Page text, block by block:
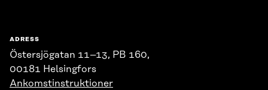
ADRESS
Östersjögatan 11–13, PB 160,
00181 Helsingfors
Ankomstinstruktioner